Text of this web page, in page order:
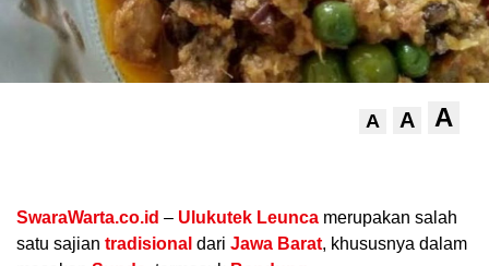
A A A
SwaraWarta.co.id – Ulukutek Leunca merupakan salah
satu sajian tradisional dari Jawa Barat, khususnya dalam